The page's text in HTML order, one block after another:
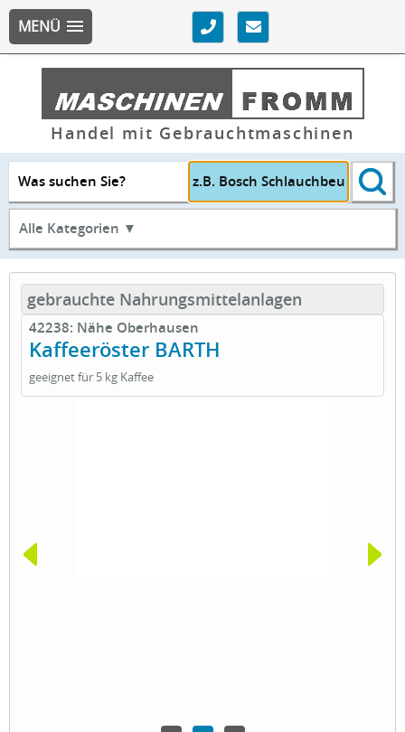
MENÜ
Handel mit Gebrauchtmaschinen
Was suchen Sie?
Alle Kategorien ▼
gebrauchte Nahrungsmittelanlagen
42238: Nähe Oberhausen
Kaffeeröster BARTH
geeignet für 5 kg Kaffee